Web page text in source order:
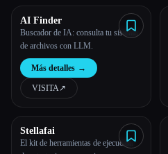
Esc
AI Finder
Buscador de IA: consulta tu sistema
de archivos con LLM.
Más detalles →
VISITA↗︎
Stellafai
El kit de herramientas de ejecución